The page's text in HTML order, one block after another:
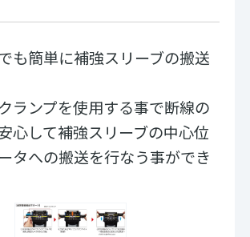
も簡単に補強スリーブの搬送
ランプを使用する事で断線の
心して補強スリーブの中心位
タへの搬送を行なう事ができ